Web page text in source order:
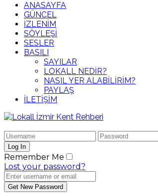
ANASAYFA
GÜNCEL
İZLENİM
SÖYLEŞİ
SESLER
BASILI
SAYILAR
LOKALL NEDİR?
NASIL YER ALABİLİRİM?
PAYLAŞ
İLETİŞİM
Remember Me
Lost your password?